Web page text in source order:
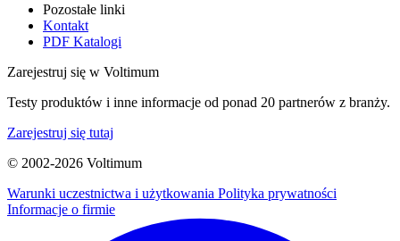
Pozostałe linki
Kontakt
PDF Katalogi
Zarejestruj się w Voltimum
Testy produktów i inne informacje od ponad 20 partnerów z branży.
Zarejestruj się tutaj
© 2002-2026 Voltimum
Warunki uczestnictwa i użytkowania Polityka prywatności
Informacje o firmie